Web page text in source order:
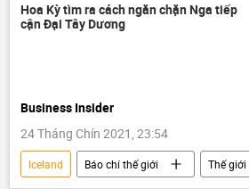
Hoa Kỳ
Châu Âu
Liên minh châu Âu
Hoa Kỳ tìm ra cách ngăn chặn Nga tiếp
cận Đại Tây Dương
Business Insider
24 Tháng Chín 2021, 23:54
Iceland Báo chí thế giới
Thế giới